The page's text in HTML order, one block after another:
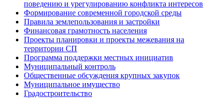
поведению и урегулированию конфликта интересов
Формирование современной городской среды
Правила землепользования и застройки
Финансовая грамотность населения
Проекты планировки и проекты межевания на
территории СП
Программа поддержки местных инициатив
Муниципальный контроль
Общественные обсуждения крупных закупок
Муниципальное имущество
Градостроительство